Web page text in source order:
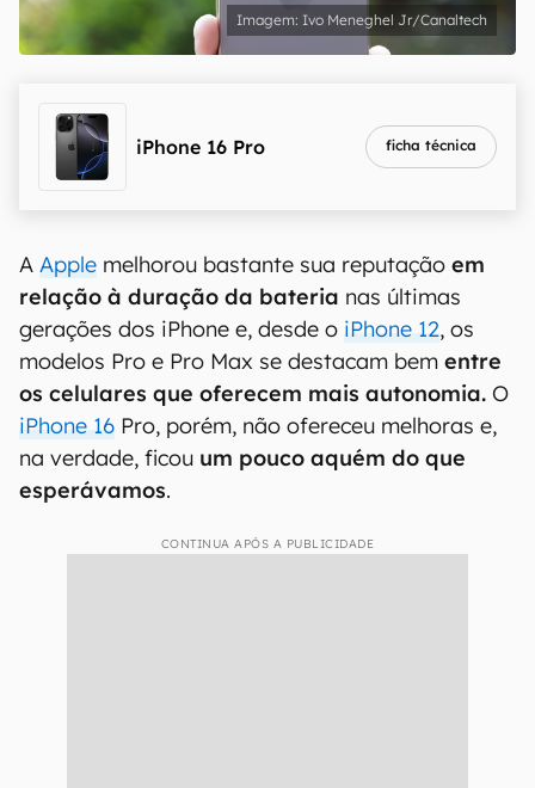
Ivo Meneghel Jr/Canaltech
iPhone 16 Pro ficha técnica
A Apple melhorou bastante sua reputação em
relação à duração da bateria nas últimas
gerações dos iPhone e, desde o iPhone 12, os
modelos Pro e Pro Max se destacam bem entre
os celulares que oferecem mais autonomia. O
iPhone 16 Pro, porém, não ofereceu melhoras e,
na verdade, ficou um pouco aquém do que
esperávamos.
CONTINUA APÓS A PUBLICIDADE